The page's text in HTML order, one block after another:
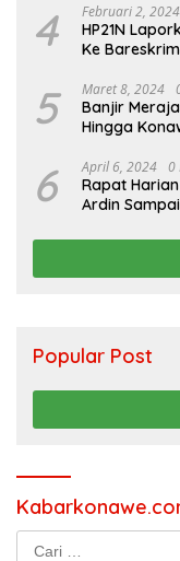
4 Februari 2, 2024
HP21N
Ke
5 Maret 8, 2024
Banjir
Hingga
6 April 6, 2024 0
Rapat Harian
Ardin
Popular Post